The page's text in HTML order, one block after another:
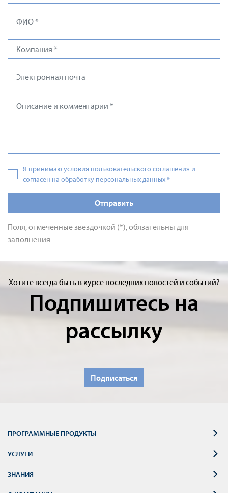
Я принимаю условия пользовательского соглашения и
согласен на обработку персональных данных*
Отправить
Поля, отмеченные звездочкой (*), обязательны для
заполнения
Хотите всегда быть в курсе последних новостей и событий?
Подпишитесь на
рассылку
Подписаться
ПРОГРАММНЫЕ ПРОДУКТЫ
УСЛУГИ
ЗНАНИЯ